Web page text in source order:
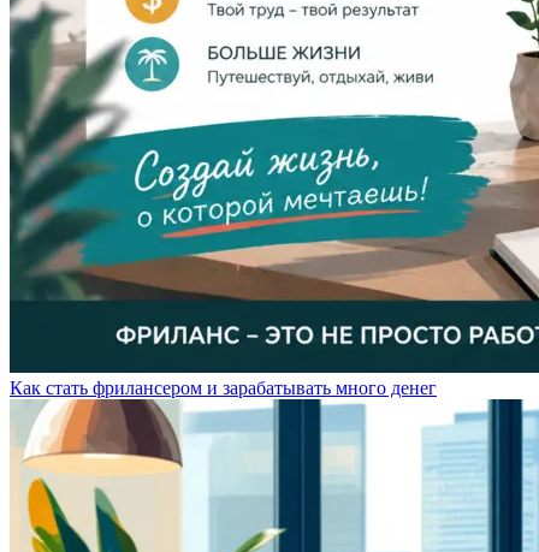
Как стать фрилансером и зарабатывать много денег